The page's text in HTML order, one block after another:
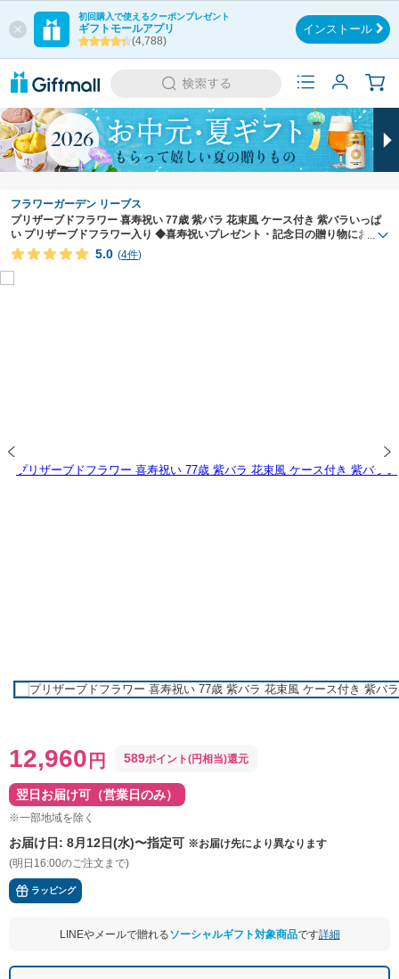
初回購入で使えるクーポンプレゼント
ギフトモールアプリ
(4,788)
インストール
フラワーガーデン リーブス
プリザーブドフラワー 喜寿祝い 77歳 紫バラ 花束風 ケース付き 紫バラいっぱ
い プリザーブドフラワー入り ◆喜寿祝いプレゼント・記念日の贈り物におす
すめのフラワーギフト
5.0 (4件)
12,960 円 589ポイント(円相当)還元
翌日お届け可（営業日のみ）
※一部地域を除く
お届け日: 8月12日(水)〜指定可 ※お届け先により異なります
(明日16:00のご注文まで)
ラッピング
LINEやメールで贈れるソーシャルギフト対象商品です詳細